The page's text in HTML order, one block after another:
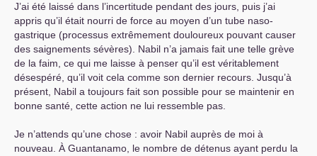
J’ai été laissé dans l’incertitude pendant des jours, puis j’ai
appris qu’il était nourri de force au moyen d’un tube naso-
gastrique (processus extrêmement douloureux pouvant causer
des saignements sévères). Nabil n’a jamais fait une telle grève
de la faim, ce qui me laisse à penser qu’il est véritablement
désespéré, qu’il voit cela comme son dernier recours. Jusqu’à
présent, Nabil a toujours fait son possible pour se maintenir en
bonne santé, cette action ne lui ressemble pas.
Je n’attends qu’une chose : avoir Nabil auprès de moi à
nouveau. À Guantanamo, le nombre de détenus ayant perdu la